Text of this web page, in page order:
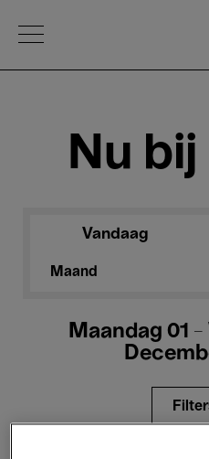
Open Menu
Nu
Vandaag
Maand
Maandag 01 -